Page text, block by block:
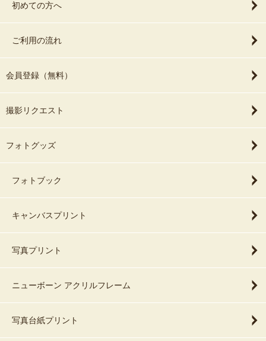
初めての方へ
ご利用の流れ
会員登録（無料）
撮影リクエスト
フォトグッズ
フォトブック
キャンバスプリント
写真プリント
ニューボーン アクリルフレーム
写真台紙プリント